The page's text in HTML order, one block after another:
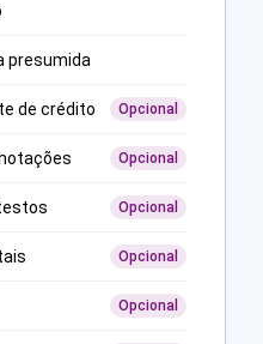
presumida
de crédito Opcional
Opcional
Opcional
Opcional
Opcional